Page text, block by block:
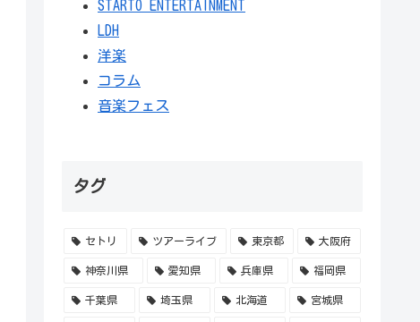
STARTO ENTERTAINMENT
LDH
洋楽
コラム
音楽フェス
タグ
セトリ ツアーライブ 東京都 大阪府
神奈川県 愛知県 兵庫県 福岡県
千葉県 埼玉県 北海道 宮城県